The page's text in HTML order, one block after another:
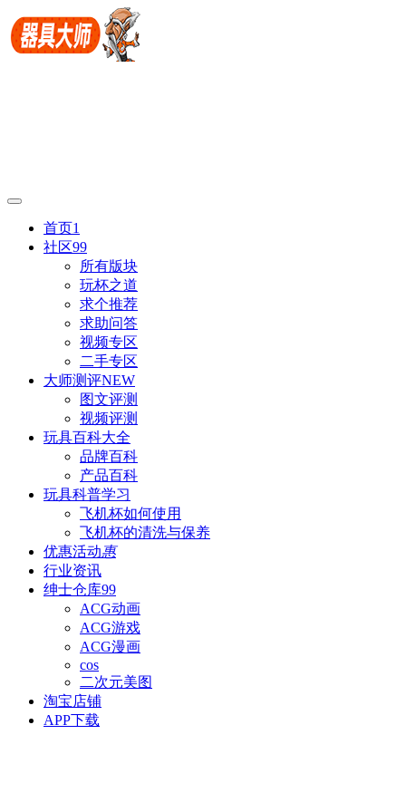
首页1
社区99
所有版块
玩杯之道
求个推荐
求助问答
视频专区
二手专区
大师测评NEW
图文评测
视频评测
玩具百科大全
品牌百科
产品百科
玩具科普学习
飞机杯如何使用
飞机杯的清洗与保养
优惠活动惠
行业资讯
绅士仓库99
ACG动画
ACG游戏
ACG漫画
cos
二次元美图
淘宝店铺
APP下载